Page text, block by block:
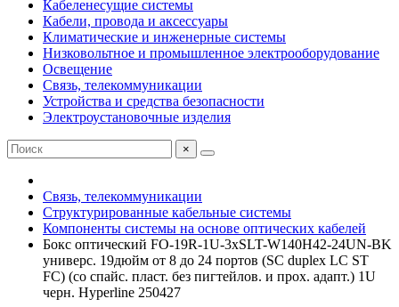
Кабеленесущие системы
Кабели, провода и аксессуары
Климатические и инженерные системы
Низковольтное и промышленное электрооборудование
Освещение
Связь, телекоммуникации
Устройства и средства безопасности
Электроустановочные изделия
×
Связь, телекоммуникации
Структурированные кабельные системы
Компоненты системы на основе оптических кабелей
Бокс оптический FO-19R-1U-3хSLT-W140H42-24UN-BK
универс. 19дюйм от 8 до 24 портов (SC duplex LC ST
FC) (со спайс. пласт. без пигтейлов. и прох. адапт.) 1U
черн. Hyperline 250427